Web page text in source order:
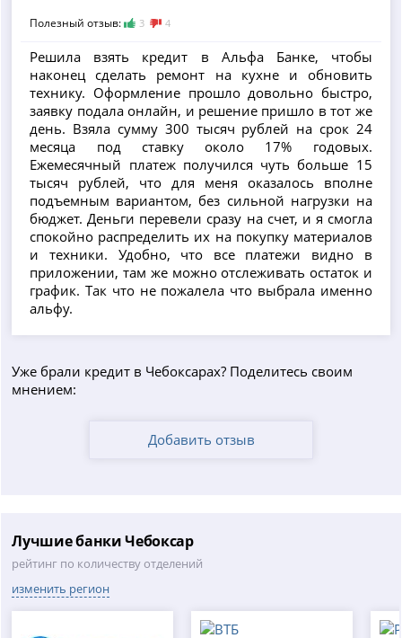
Полезный отзыв: 3 4
Решила взять кредит в Альфа Банке, чтобы
наконец сделать ремонт на кухне и обновить
технику. Оформление прошло довольно быстро,
заявку подала онлайн, и решение пришло в тот же
день. Взяла сумму 300 тысяч рублей на срок 24
месяца под ставку около 17% годовых.
Ежемесячный платеж получился чуть больше 15
тысяч рублей, что для меня оказалось вполне
подъемным вариантом, без сильной нагрузки на
бюджет. Деньги перевели сразу на счет, и я смогла
спокойно распределить их на покупку материалов
и техники. Удобно, что все платежи видно в
приложении, там же можно отслеживать остаток и
график. Так что не пожалела что выбрала именно
альфу.
Уже брали кредит в Чебоксарах? Поделитесь своим
мнением:
Добавить отзыв
Лучшие банки Чебоксар
рейтинг по количеству отделений
изменить регион